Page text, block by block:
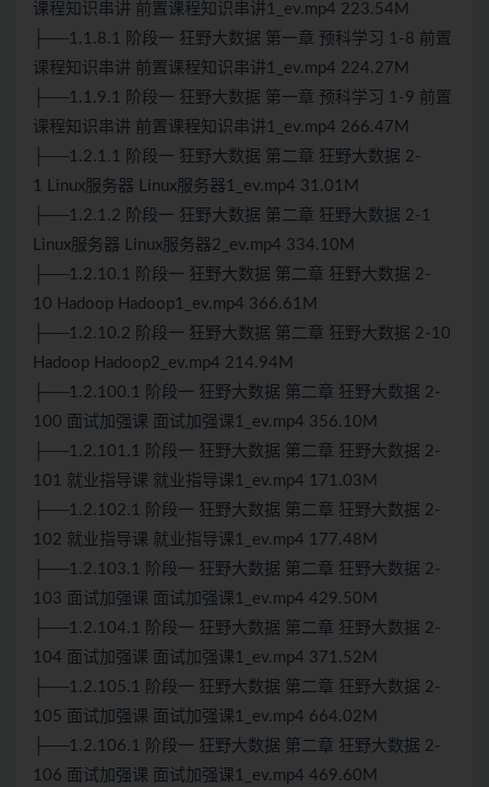
课程知识串讲 前置课程知识串讲1_ev.mp4 223.54M
├──1.1.8.1 阶段一 狂野大数据 第一章 预科学习 1-8 前置
课程知识串讲 前置课程知识串讲1_ev.mp4 224.27M
├──1.1.9.1 阶段一 狂野大数据 第一章 预科学习 1-9 前置
课程知识串讲 前置课程知识串讲1_ev.mp4 266.47M
├──1.2.1.1 阶段一 狂野大数据 第二章 狂野大数据 2-
1 Linux服务器 Linux服务器1_ev.mp4 31.01M
├──1.2.1.2 阶段一 狂野大数据 第二章 狂野大数据 2-1
Linux服务器 Linux服务器2_ev.mp4 334.10M
├──1.2.10.1 阶段一 狂野大数据 第二章 狂野大数据 2-
10 Hadoop Hadoop1_ev.mp4 366.61M
├──1.2.10.2 阶段一 狂野大数据 第二章 狂野大数据 2-10
Hadoop Hadoop2_ev.mp4 214.94M
├──1.2.100.1 阶段一 狂野大数据 第二章 狂野大数据 2-
100 面试加强课 面试加强课1_ev.mp4 356.10M
├──1.2.101.1 阶段一 狂野大数据 第二章 狂野大数据 2-
101 就业指导课 就业指导课1_ev.mp4 171.03M
├──1.2.102.1 阶段一 狂野大数据 第二章 狂野大数据 2-
102 就业指导课 就业指导课1_ev.mp4 177.48M
├──1.2.103.1 阶段一 狂野大数据 第二章 狂野大数据 2-
103 面试加强课 面试加强课1_ev.mp4 429.50M
├──1.2.104.1 阶段一 狂野大数据 第二章 狂野大数据 2-
104 面试加强课 面试加强课1_ev.mp4 371.52M
├──1.2.105.1 阶段一 狂野大数据 第二章 狂野大数据 2-
105 面试加强课 面试加强课1_ev.mp4 664.02M
├──1.2.106.1 阶段一 狂野大数据 第二章 狂野大数据 2-
106 面试加强课 面试加强课1_ev.mp4 469.60M